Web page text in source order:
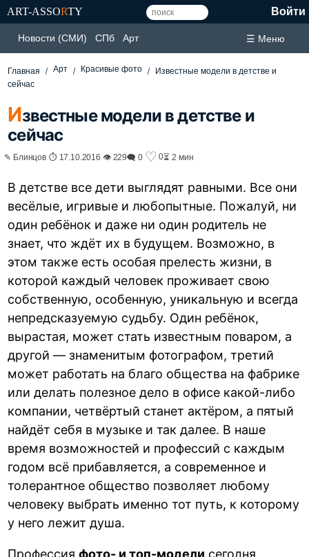
ART-ASSORTY Войти
Новости (СМИ) СПб Арт ☰ Меню
Главная Арт Красивые фото
Известные модели в детстве и
сейчас
Известные модели в детстве и
сейчас
✎ Блинцов ⏱ 17.10.2016 👁 229🗨 0 ♡ 0⏳ 2 мин
В детстве все дети выглядят равными. Все они
весёлые, игривые и любопытные. Пожалуй, ни
один ребёнок и даже ни один родитель не
знает, что ждёт их в будущем. Возможно, в
этом также есть особая прелесть жизни, в
которой каждый человек проживает свою
собственную, особенную, уникальную и всегда
непредсказуемую судьбу. Один ребёнок,
вырастая, может стать известным поваром, а
другой — знаменитым фотографом, третий
может работать на благо общества на фабрике
или делать полезное дело в офисе какой-либо
компании, четвёртый станет актёром, а пятый
найдёт себя в музыке и так далее. В наше
время возможностей и профессий с каждым
годом всё прибавляется, а современное и
толерантное общество позволяет любому
человеку выбрать именно тот путь, к которому
у него лежит душа.
Профессияфото- и топ-модели сегодня